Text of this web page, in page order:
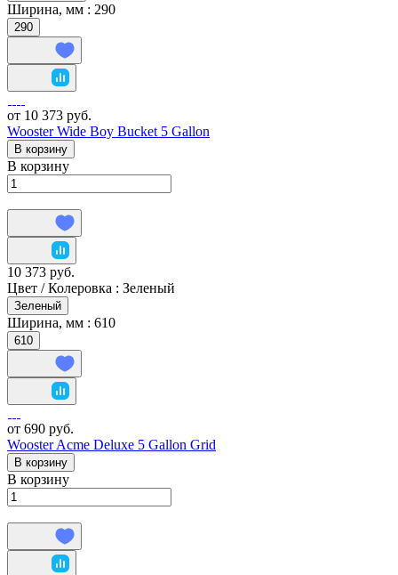
Ширина, мм : 290
290
от 10 373 руб.
Wooster Wide Boy Bucket 5 Gallon
В корзину
В корзину
10 373 руб.
Цвет / Колеровка : Зеленый
Зеленый
Ширина, мм : 610
610
от 690 руб.
Wooster Acme Deluxe 5 Gallon Grid
В корзину
В корзину